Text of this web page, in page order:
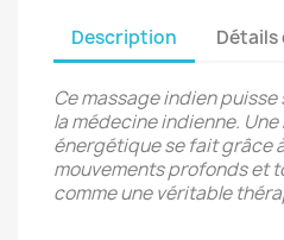
Description
Ce massage indien
la médecine indienne.
énergétique se fait grâce
mouvements profonds et
comme une véritable